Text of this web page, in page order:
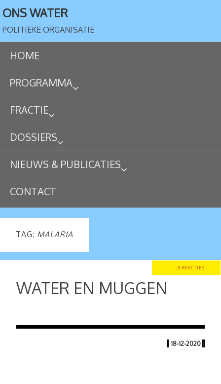
ONS WATER
POLITIEKE ORGANISATIE
HOME
PROGRAMMA
FRACTIE
DOSSIERS
NIEUWS & PUBLICATIES
CONTACT
TAG: MALARIA
8 REACTIES
WATER EN MUGGEN
| 18-12-2020 |